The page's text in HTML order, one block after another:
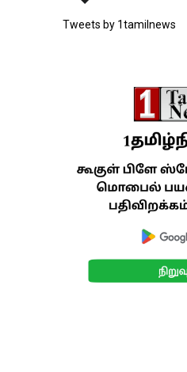
Tweets by 1tamilnews